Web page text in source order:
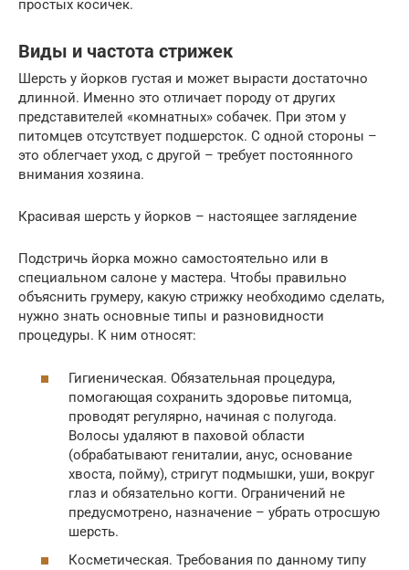
простых косичек.
Виды и частота стрижек
Шерсть у йорков густая и может вырасти достаточно
длинной. Именно это отличает породу от других
представителей «комнатных» собачек. При этом у
питомцев отсутствует подшерсток. С одной стороны –
это облегчает уход, с другой – требует постоянного
внимания хозяина.
Красивая шерсть у йорков – настоящее заглядение
Подстричь йорка можно самостоятельно или в
специальном салоне у мастера. Чтобы правильно
объяснить грумеру, какую стрижку необходимо сделать,
нужно знать основные типы и разновидности
процедуры. К ним относят:
Гигиеническая. Обязательная процедура,
помогающая сохранить здоровье питомца,
проводят регулярно, начиная с полугода.
Волосы удаляют в паховой области
(обрабатывают гениталии, анус, основание
хвоста, пойму), стригут подмышки, уши, вокруг
глаз и обязательно когти. Ограничений не
предусмотрено, назначение – убрать отросшую
шерсть.
Косметическая. Требования по данному типу